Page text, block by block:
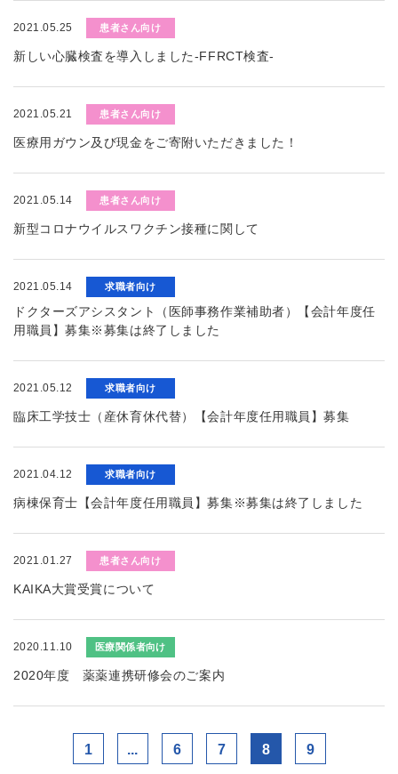
2021.05.25 患者さん向け
新しい心臓検査を導入しました-FFRCT検査-
2021.05.21 患者さん向け
医療用ガウン及び現金をご寄附いただきました！
2021.05.14 患者さん向け
新型コロナウイルスワクチン接種に関して
2021.05.14 求職者向け
ドクターズアシスタント（医師事務作業補助者）【会計年度任
用職員】募集※募集は終了しました
2021.05.12 求職者向け
臨床工学技士（産休育休代替）【会計年度任用職員】募集
2021.04.12 求職者向け
病棟保育士【会計年度任用職員】募集※募集は終了しました
2021.01.27 患者さん向け
KAIKA大賞受賞について
2020.11.10 医療関係者向け
2020年度 薬薬連携研修会のご案内
1 ... 6 7 8 9